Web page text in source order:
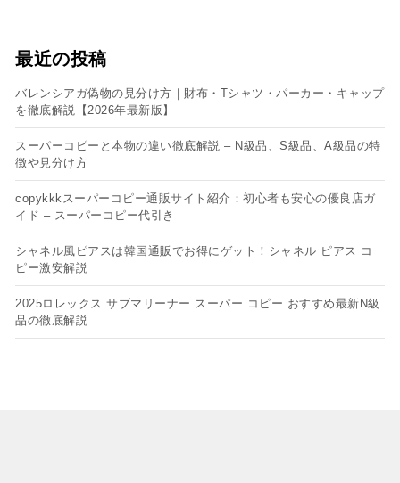
最近の投稿
バレンシアガ偽物の見分け方｜財布・Tシャツ・パーカー・キャップ
を徹底解説【2026年最新版】
スーパーコピーと本物の違い徹底解説 – N級品、S級品、A級品の特
徴や見分け方
copykkkスーパーコピー通販サイト紹介：初心者も安心の優良店ガ
イド – スーパーコピー代引き
シャネル風ピアスは韓国通販でお得にゲット！シャネル ピアス コ
ピー​激安解説
2025ロレックス サブマリーナー スーパー コピー おすすめ最新N級
品の徹底解説